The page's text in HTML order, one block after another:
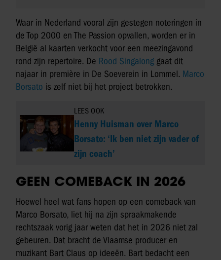
Waar in Nederland vooral zijn gestegen noteringen in
de Top 2000 en The Passion opvallen, worden er in
België al kaarten verkocht voor een meezingavond
rond zijn repertoire. De Rood Singalong gaat dit
najaar in première in De Soeverein in Lommel. Marco
Borsato is zelf niet bij het project betrokken.
LEES OOK
Henny Huisman over Marco
Borsato: ‘Ik ben niet zijn vader of
zijn coach’
GEEN COMEBACK IN 2026
Hoewel heel wat fans hopen op een comeback van
Marco Borsato, liet hij na zijn spraakmakende
rechtszaak vorig jaar weten dat het in 2026 niet zal
gebeuren. Dat bracht de Vlaamse producer en
muzikant Bart Claus op ideeën. Bart bedacht een